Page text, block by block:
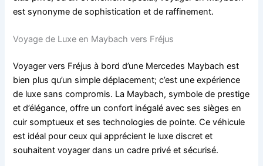
est synonyme de sophistication et de raffinement.
Voyage de Luxe en Maybach vers Fréjus
Voyager vers Fréjus à bord d’une Mercedes Maybach est
bien plus qu’un simple déplacement; c’est une expérience
de luxe sans compromis. La Maybach, symbole de prestige
et d’élégance, offre un confort inégalé avec ses sièges en
cuir somptueux et ses technologies de pointe. Ce véhicule
est idéal pour ceux qui apprécient le luxe discret et
souhaitent voyager dans un cadre privé et sécurisé.